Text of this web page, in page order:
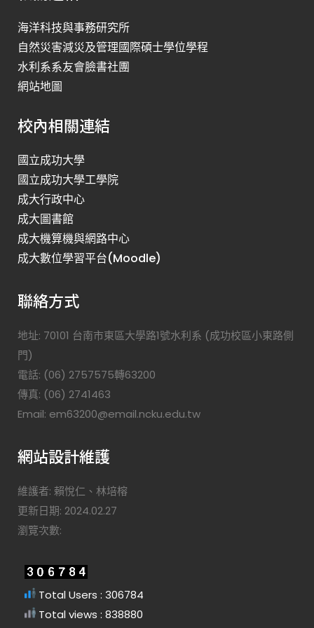
海洋科技與事務研究所
自然災害減災及管理國際碩士學位學程
水利系系友會臉書社團
網站地圖
校內相關連結
國立成功大學
國立成功大學工學院
成大行政中心
成大圖書館
成大機算機與網路中心
成大數位學習平台(Moodle)
聯絡方式
地址: 70101 台南市東區大學路1號水利系 (成功校區小東路側
門)
電話: (06) 2757575轉63200
傳真: (06) 2741463
Email: em63200@email.ncku.edu.tw
網站設計維護
維護者: 賴悅仁、林培榕
更新日期: 2024.02.27
瀏覽次數:
Total Users : 306784
Total views : 838880